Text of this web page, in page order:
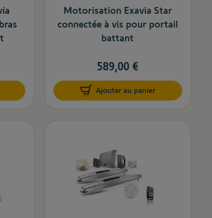
Motorisation Exavia Star
connectée à vis pour portail
battant
589,00 €
Ajouter au panier